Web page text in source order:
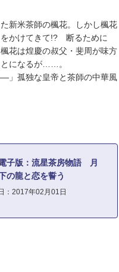
新米茶師の楓花。しかし楓花
をかけてきて!? 断るために
は煌慶の叔父・斐周が味方
になるが……。
」孤独な皇帝と茶師の中華風
子版：流星茶房物語 月
の龍と恋を誓う
：2017年02月01日